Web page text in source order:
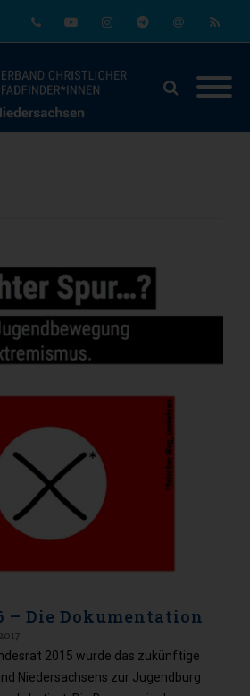
– Die Dokumentation
2015 wurde das zukünftige
Niedersachsens zur Jugendburg